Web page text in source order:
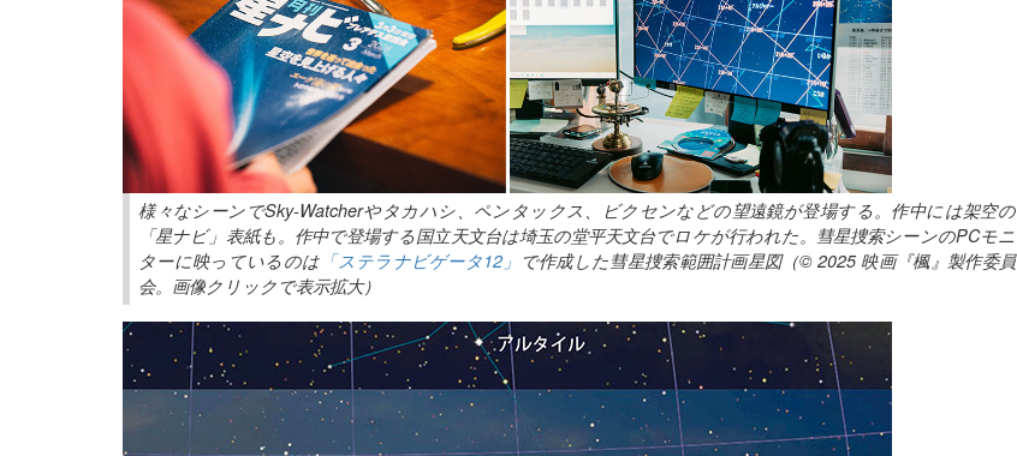
様々なシーンでSky-Watcherやタカハシ、ペンタックス、ビクセンなどの望遠鏡が登場する。作中には架空の
「星ナビ」表紙も。作中で登場する国立天文台は埼玉の堂平天文台でロケが行われた。彗星捜索シーンのPCモニ
ターに映っているのは 「ステラナビゲータ12」 で作成した彗星捜索範囲計画星図（© 2025 映画『楓』製作委員
会。画像クリックで表示拡大）